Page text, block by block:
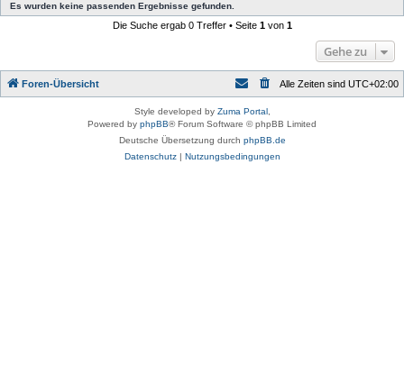
Es wurden keine passenden Ergebnisse gefunden.
Die Suche ergab 0 Treffer • Seite 1von 1
Gehe zu
Foren-Übersicht Alle Zeiten sind UTC+02:00
Style developed by Zuma Portal ,
Powered by phpBB® Forum Software © phpBB Limited
Deutsche Übersetzung durch phpBB.de
Datenschutz| Nutzungsbedingungen